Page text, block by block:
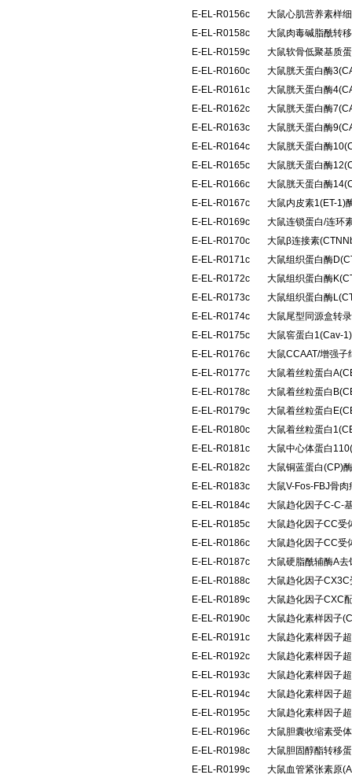
E-EL-R0156c
大鼠心肌营养素样
E-EL-R0158c
大鼠肉毒碱脂酰转
E-EL-R0159c
大鼠软骨低聚基质
E-EL-R0160c
大鼠胱天蛋白酶
E-EL-R0161c
大鼠胱天蛋白酶
E-EL-R0162c
大鼠胱天蛋白酶
E-EL-R0163c
大鼠胱天蛋白酶
E-EL-R0164c
大鼠胱天蛋白酶
E-EL-R0165c
大鼠胱天蛋白酶
E-EL-R0166c
大鼠胱天蛋白酶
E-EL-R0167c
大鼠内皮素1(ET-1)
E-EL-R0169c
大鼠连锁蛋白/连环
E-EL-R0170c
大鼠β连接素
E-EL-R0171c
大鼠组织蛋白酶
E-EL-R0172c
大鼠组织蛋白酶
E-EL-R0173c
大鼠组织蛋白酶
E-EL-R0174c
大鼠尾型同源盒转
E-EL-R0175c
大鼠窖蛋白1(Cav-
E-EL-R0176c
大鼠CCAAT/增强
E-EL-R0177c
大鼠着丝粒蛋白
E-EL-R0178c
大鼠着丝粒蛋白
E-EL-R0179c
大鼠着丝粒蛋白
E-EL-R0180c
大鼠着丝粒蛋白
E-EL-R0181c
大鼠中心体蛋白
E-EL-R0182c
大鼠铜蓝蛋白(CP)
E-EL-R0183c
大鼠V-Fos-FBJ骨
E-EL-R0184c
大鼠趋化因子C-C-
E-EL-R0185c
大鼠趋化因子CC受
E-EL-R0186c
大鼠趋化因子CC受
E-EL-R0187c
大鼠硬脂酰辅酶A
E-EL-R0188c
大鼠趋化因子
E-EL-R0189c
大鼠趋化因子CXC
E-EL-R0190c
大鼠趋化素样因子
E-EL-R0191c
大鼠趋化素样因子
E-EL-R0192c
大鼠趋化素样因子
E-EL-R0193c
大鼠趋化素样因子
E-EL-R0194c
大鼠趋化素样因子
E-EL-R0195c
大鼠趋化素样因子
E-EL-R0196c
大鼠胆囊收缩素受
E-EL-R0198c
大鼠胆固醇酯转移
E-EL-R0199c
大鼠血管紧张素原